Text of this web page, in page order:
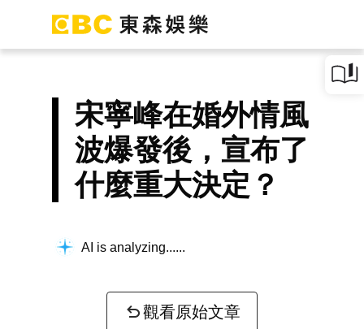
宋寧峰在婚外情風
波爆發後，宣布了
什麼重大決定？
AI is analyzing...
觀看原始文章